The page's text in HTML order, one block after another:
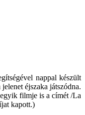
nappal készült
éjszaka játszódna.
filmje is a címét /La
kapott.)